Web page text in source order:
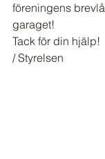
föreningens
garaget!
Tack för din hjälp!
/ Styrelsen